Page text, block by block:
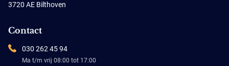
3720 AE Bilthoven
Contact
030 262 45 94
Ma t/m vrij 08:00 tot 17:00